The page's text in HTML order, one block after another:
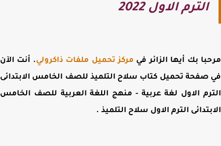
الترم الاول 2022
بك أيها الزائر فيمركز تحميل ملفات ذاكرولي. أنت الآن
صفحةتحميل كتاب سلاح التلميذ للصف الخامس الابتدائى
الاول لغة عربية - منهج اللغة العربية للصف الخامس
الترم الاول سلاح التلميذ.